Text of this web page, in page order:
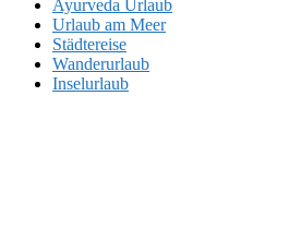
Ayurveda Urlaub
Urlaub am Meer
Städtereise
Wanderurlaub
Inselurlaub